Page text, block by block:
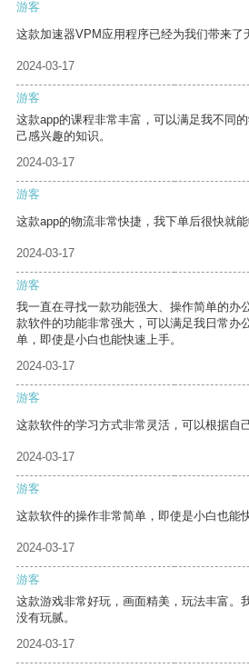
游客
这款加速器VPM应用程序已经为我们带来了
2024-03-17
游客
这款app的课程非常丰富，可以满足我不同
己感兴趣的知识。
2024-03-17
游客
这款app的物流非常快捷，我下单后很快就能
2024-03-17
游客
我一直在寻找一款功能强大、操作简单的办
款软件的功能非常强大，可以满足我日常办
单，即使是小白也能快速上手。
2024-03-17
游客
这款软件的学习方式非常灵活，可以根据自
2024-03-17
游客
这款软件的操作非常简单，即使是小白也能
2024-03-17
游客
这款游戏非常好玩，画面精美，玩法丰富。
没有玩腻。
2024-03-17